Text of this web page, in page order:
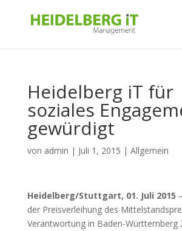
Heidelberg iT für
soziales
gewürdigt
von admin | Juli 1, 2015 | Allgemein
Heidelberg/Stuttgart, 01. Juli 2015
der Preisverleihung des
Verantwortung in Baden-Württemberg